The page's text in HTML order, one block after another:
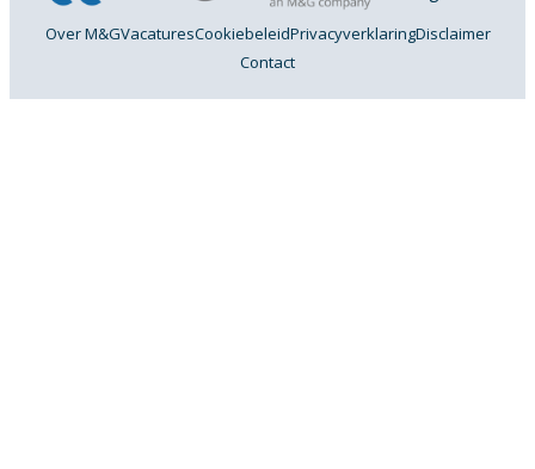
Over M&GVacaturesCookiebeleidPrivacyverklaringDisclaimer
Contact